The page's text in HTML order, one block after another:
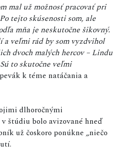
mal už možnosť pracovať pri
tejto skúsenosti som, ale
mňa je neskutočne šikovný.
a veľmi rád by som vyzdvihol
dvoch malých hercov – Lindu
to skutočne veľmi
k téme natáčania a
dlhoročnými
štúdiu bolo avizované hneď
už čoskoro ponúkne „niečo